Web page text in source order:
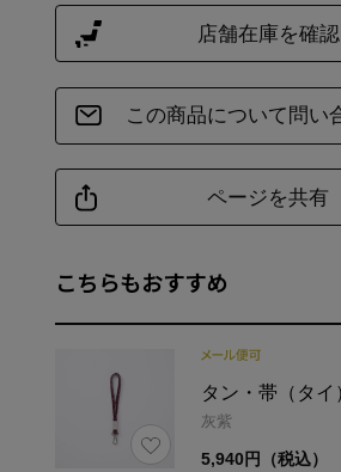
商品詳細
表地:綿100%
裏地:綿100％
こちらもおすすめ
タン・帯（タ
灰紫
5,940円（税込）
この商品について問い
ページを共有
店舗在庫を確認